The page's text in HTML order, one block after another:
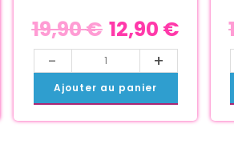
19,90€ 12,90 €
- +
Ajouter au panier